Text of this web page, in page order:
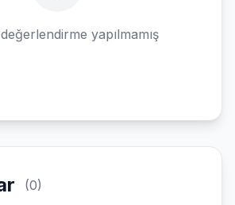
yapılmamış
(0)